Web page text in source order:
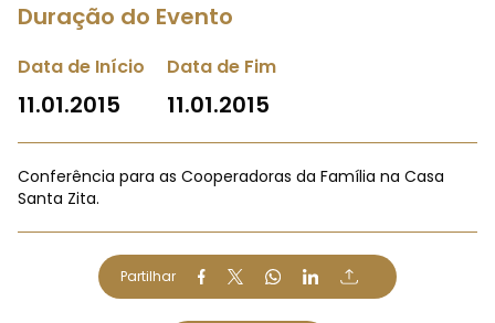
Duração do Evento
Data de Início
11.01.2015
Data de Fim
11.01.2015
Conferência para as Cooperadoras da Família na Casa
Santa Zita.
Partilhar